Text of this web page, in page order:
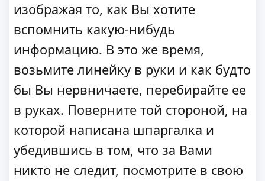
изображая то, как Вы хотите
вспомнить какую-нибудь
информацию. В это же время,
возьмите линейку в руки и как будто
бы Вы нервничаете, перебирайте ее
в руках. Поверните той стороной, на
которой написана шпаргалка и
убедившись в том, что за Вами
никто не следит, посмотрите в свою